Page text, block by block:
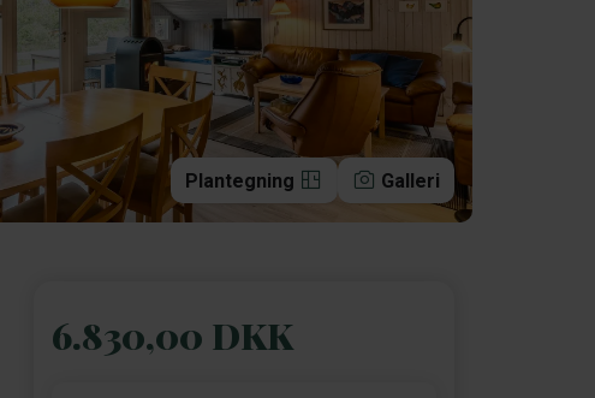
Plantegning Galleri
6.830,00 DKK